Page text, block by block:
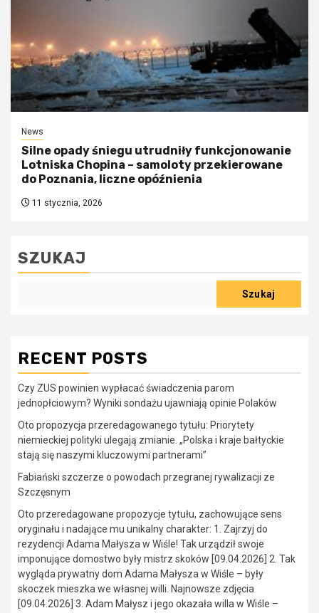
News
Silne opady śniegu utrudniły funkcjonowanie
Lotniska Chopina – samoloty przekierowane
do Poznania, liczne opóźnienia
11 stycznia, 2026
SZUKAJ
Szukaj
RECENT POSTS
Czy ZUS powinien wypłacać świadczenia parom
jednopłciowym? Wyniki sondażu ujawniają opinie Polaków
Oto propozycja przeredagowanego tytułu: Priorytety
niemieckiej polityki ulegają zmianie. „Polska i kraje bałtyckie
stają się naszymi kluczowymi partnerami”
Fabiański szczerze o powodach przegranej rywalizacji ze
Szczęsnym
Oto przeredagowane propozycje tytułu, zachowujące sens
oryginału i nadające mu unikalny charakter: 1. Zajrzyj do
rezydencji Adama Małysza w Wiśle! Tak urządził swoje
imponujące domostwo były mistrz skoków [09.04.2026] 2. Tak
wygląda prywatny dom Adama Małysza w Wiśle – były
skoczek mieszka we własnej willi. Najnowsze zdjęcia
[09.04.2026] 3. Adam Małysz i jego okazała willa w Wiśle –